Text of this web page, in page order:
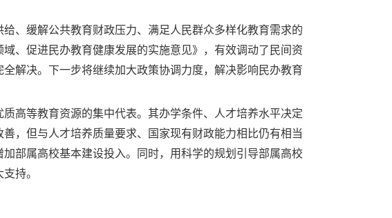
、缓解公共教育财政压力、满足人民群众多样化教育需求的
、促进民办教育健康发展的实施意见》，有效调动了民间资
解决。下一步将继续加大政策协调力度，解决影响民办教育
高等教育资源的集中代表。其办学条件、人才培养水平决定
，但与人才培养质量要求、国家现有财政能力相比仍有相当
部属高校基本建设投入。同时，用科学的规划引导部属高校
持。